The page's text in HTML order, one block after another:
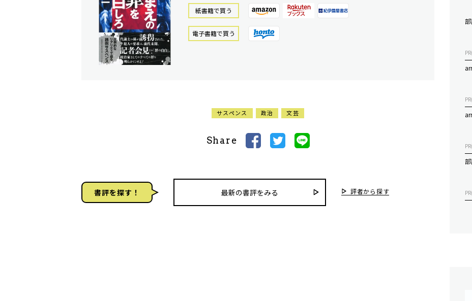
紙書籍で買う
電⼦書籍で買う
サスペンス 政治 文芸
Share
書評を探す！ 最新の書評をみる 評者から探す